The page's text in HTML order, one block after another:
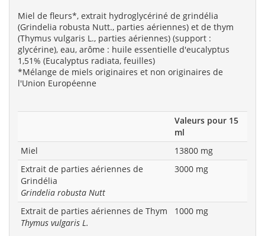
Miel de fleurs*, extrait hydroglycériné de grindélia
(Grindelia robusta Nutt., parties aériennes) et de thym
(Thymus vulgaris L., parties aériennes) (support :
glycérine), eau, arôme : huile essentielle d'eucalyptus
1,51% (Eucalyptus radiata, feuilles)
*Mélange de miels originaires et non originaires de
l'Union Européenne
Valeurs pour 15
ml
Miel
13800 mg
Extrait de parties aériennes de
Grindélia
Grindelia robusta Nutt
3000 mg
Extrait de parties aériennes de Thym
Thymus vulgaris L.
1000 mg